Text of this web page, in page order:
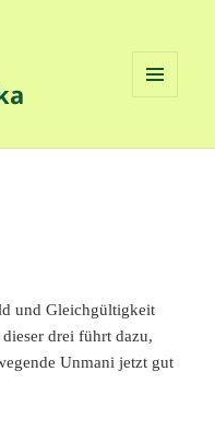
und Gleichgültigkeit
drei führt dazu,
Unmani jetzt gut